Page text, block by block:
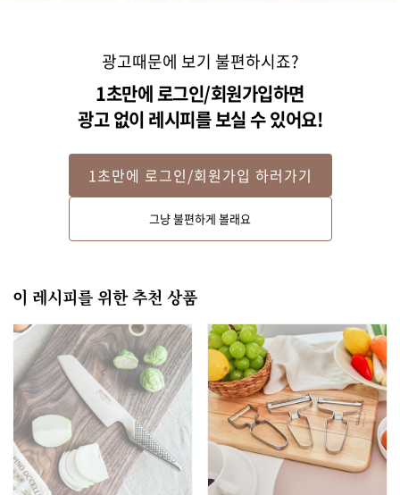
바질은 잘게 다져주세요.
광고때문에 보기 불편하시죠?
1초만에 로그인/회원가입하면
광고 없이 레시피를 보실 수 있어요!
1초만에 로그인/회원가입 하러가기
그냥 불편하게 볼래요
이 레시피를 위한 추천 상품